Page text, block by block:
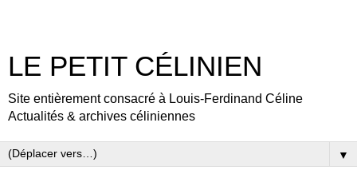
LE PETIT CÉLINIEN
Site entièrement consacré à Louis-Ferdinand Céline
Actualités & archives céliniennes
▼